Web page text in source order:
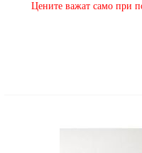
​Цените важат само при